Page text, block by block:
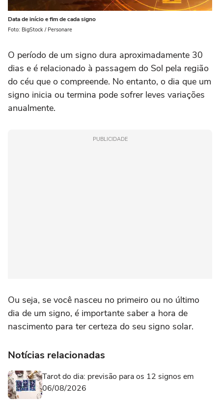
Data de início e fim de cada signo
Foto: BigStock / Personare
O período de um signo dura aproximadamente 30
dias e é relacionado à passagem do Sol pela região
do céu que o compreende. No entanto, o dia que um
signo inicia ou termina pode sofrer leves variações
anualmente.
PUBLICIDADE
Ou seja, se você nasceu no primeiro ou no último
dia de um signo, é importante saber a hora de
nascimento para ter certeza do seu signo solar.
Notícias relacionadas
Tarot do dia: previsão para os 12 signos em
06/08/2026